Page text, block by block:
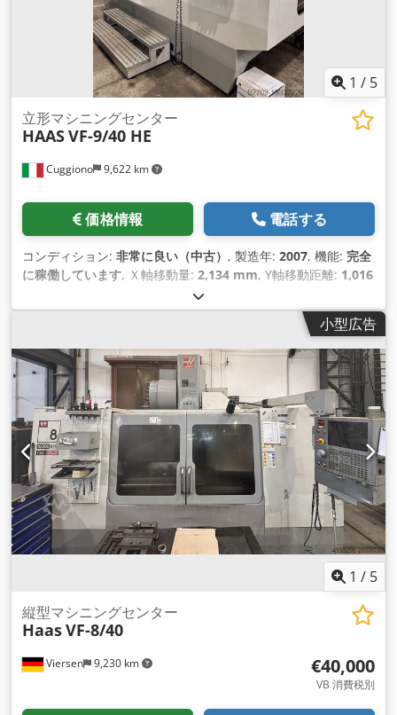
1 / 5
Cuggiono 9,622 km
立形マシニングセンター
HAASVF-9/40 HE
価格情報 電話する
コンディション: 非常に良い（中古） , 製造年: 2007, 機能: 完全
に稼働しています, Ｘ軸移動量: 2,134 mm, Y軸移動距離: 1,016
, コントローラモデル:
ブル幅:914 mm, テーブル長さ:2,134 mm, テーブル荷重:
11,340 kg（キログラム）, 主
軸回転速度（最小）:40 回転/分, 主軸回転速度（最大）:7,500
回転/分, 冷却剤供給:15 バー, テーブル中心からスピンドルノ
ーズまでの距離:
864 mm , スピンドルモーター出力: 22 ワット,
スピンドルノーズ:ISO 40, ツールマガジンのスロット数:40
工具長さ:406 mm, 工具の直径:63 mm, 工具重量: 5,500 g, 入
力電圧:400 V, 装備:
ドキュメント / マニュアル, 切屑搬送装置,
回転速度無段階可変, HAAS CNCを搭載した中古立形マシニン
グセンター Dsdpfx Ajwrfamelysck
小型広告
1 / 5
Viersen 9,230 km
縦型マシニングセンター
HaasVF-8/40
€40,000
VB 消費税別